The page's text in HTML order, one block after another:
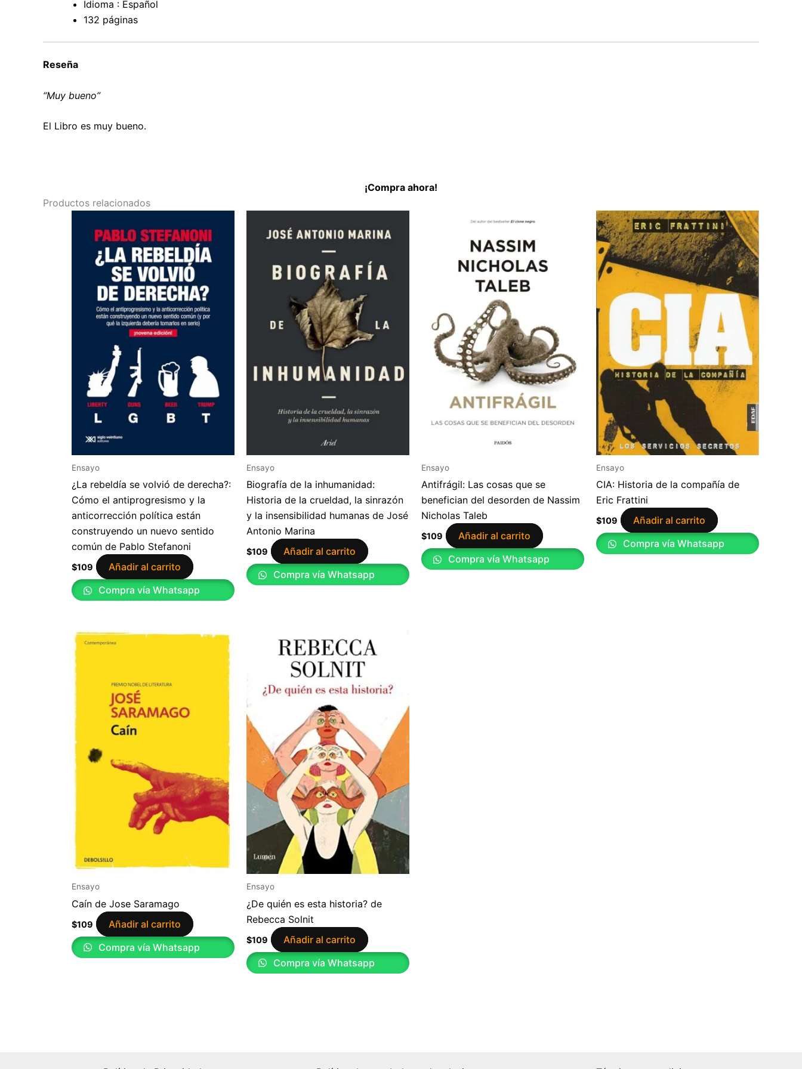
Idioma : Español
132 páginas
Reseña
“Muy bueno”
El Libro es muy bueno.
¡Compra ahora!
Productos relacionados
Ensayo
¿La rebeldía se volvió de derecha?:
Cómo el antiprogresismo y la
anticorrección política están
construyendo un nuevo sentido
común de Pablo Stefanoni
$109
Añadir al carrito
Compra vía Whatsapp
Ensayo
Biografía de la inhumanidad:
Historia de la crueldad, la sinrazón
y la insensibilidad humanas de José
Antonio Marina
$109
Añadir al carrito
Compra vía Whatsapp
Ensayo
Antifrágil: Las cosas que se
benefician del desorden de Nassim
Nicholas Taleb
$109
Añadir al carrito
Compra vía Whatsapp
Ensayo
CIA: Historia de la compañía de
Eric Frattini
$109
Añadir al carrito
Compra vía Whatsapp
Ensayo
Caín de Jose Saramago
$109
Añadir al carrito
Compra vía Whatsapp
Ensayo
¿De quién es esta historia? de
Rebecca Solnit
$109
Añadir al carrito
Compra vía Whatsapp